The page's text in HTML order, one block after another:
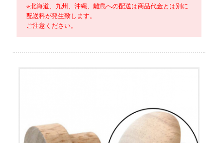
※北海道、九州、沖縄、離島への配送は商品代金とは別に
配送料が発生致します。
ご注意ください。